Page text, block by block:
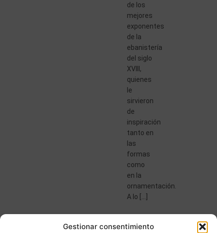
Gestionar consentimiento
de los
mejores
exponentes
de la
ebanistería
del siglo
XVIII,
quienes
le
sirvieron
de
inspiración
tanto en
las
formas
como
en la
ornamentación.
A lo […]